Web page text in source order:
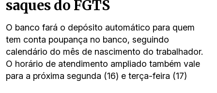
saques do FGTS
O banco fará o depósito automático para quem
tem conta poupança no banco, seguindo
calendário do mês de nascimento do trabalhador.
O horário de atendimento ampliado também vale
para a próxima segunda (16) e terça-feira (17)